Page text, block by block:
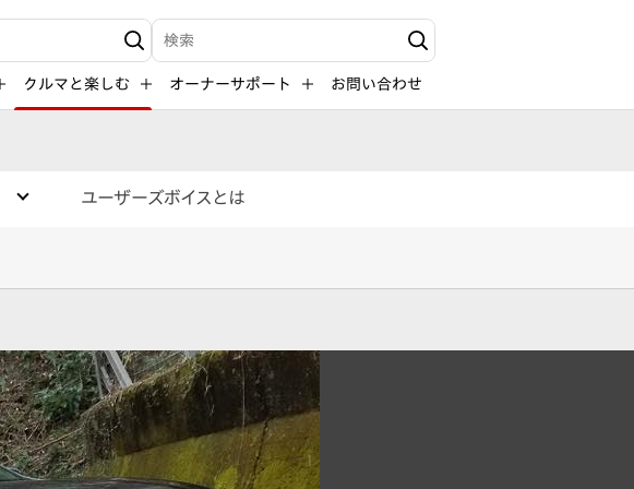
検索キーワード入力
クルマと楽しむ オーナーサポート お問い合わせ
ユーザーズボイスとは